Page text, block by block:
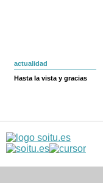
actualidad
Hasta la vista y gracias